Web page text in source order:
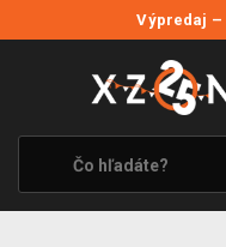
Výpredaj –
VÝPREDAJ
VIDEOHRY
XZONE ORIGINALS
TEMATIKY